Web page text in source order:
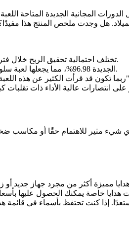
المجانية الجديدة المتاحة
تختلف احتمالية تحقيق الربح خلال فترة عيد الميلاد في لعبة الجوكر بشكل عام من كازينو إلى آخر عبر الإنترنت، وهذا قد يثير دهشتك.
تبلغ نسبة العائد للاعب في لعبة Christmas Joker RTP الجديدة 96.98%، مما يجعلها لعبة سلوت ذات معدلات عائد نموذجية للمستخدم.
ربما تكون قد قرأت الكثير عن هذه اللعبة وجربت النسخة التجريبية، ولكنك لم تجد حلاً لسؤال "كيف تربح في وقت عيد الميلاد يا جوكر؟"
شيء مثير للاهتمام حقًا أو مكاسب
مميزة أكثر من مجرد جهاز جديد
هدايا خاصة يمكنك الحصول عليها
إذا كنت تحتفظ بأسماء في قائمة